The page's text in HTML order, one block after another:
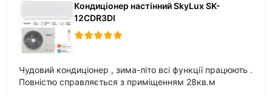
Кондиціонер настінний SkyLux SK-
12CDR3DI
Чудовий кондиціонер , зима-літо всі функції працюють .
Повністю справляється з приміщенням 28кв.м